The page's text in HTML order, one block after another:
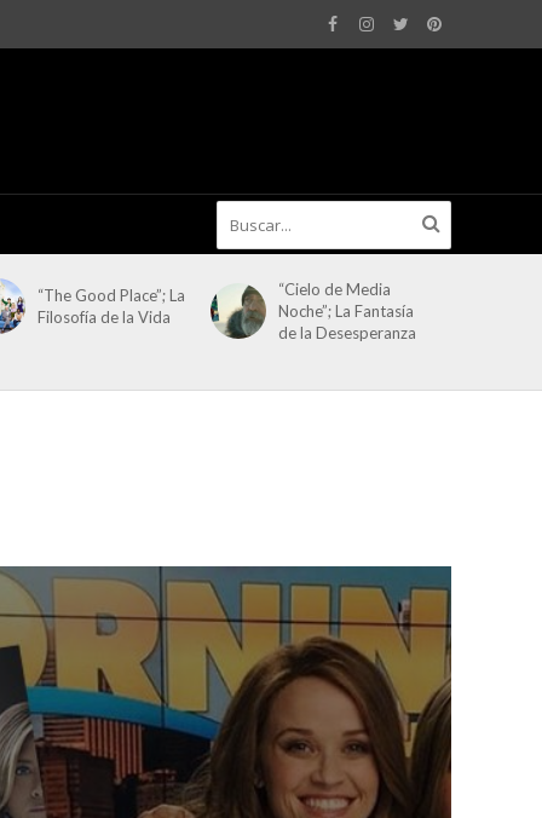
“The Good Place”; La
Filosofía de la Vida
“Cielo de Media
Noche”; La Fantasía
de la Desesperanza